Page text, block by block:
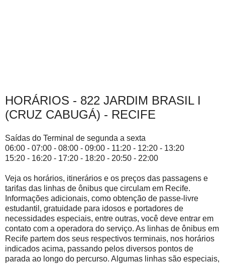
HORÁRIOS - 822 JARDIM BRASIL I
(CRUZ CABUGÁ) - RECIFE
Saídas do Terminal de segunda a sexta
06:00 - 07:00 - 08:00 - 09:00 - 11:20 - 12:20 - 13:20
15:20 - 16:20 - 17:20 - 18:20 - 20:50 - 22:00
Veja os horários, itinerários e os preços das passagens e
tarifas das linhas de ônibus que circulam em Recife.
Informações adicionais, como obtenção de passe-livre
estudantil, gratuidade para idosos e portadores de
necessidades especiais, entre outras, você deve entrar em
contato com a operadora do serviço. As linhas de ônibus em
Recife partem dos seus respectivos terminais, nos horários
indicados acima, passando pelos diversos pontos de
parada ao longo do percurso. Algumas linhas são especiais,